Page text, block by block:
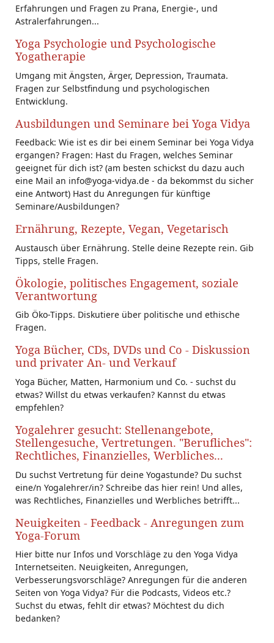
Erfahrungen und Fragen zu Prana, Energie-, und
Astralerfahrungen...
Yoga Psychologie und Psychologische
Yogatherapie
Umgang mit Ängsten, Ärger, Depression, Traumata.
Fragen zur Selbstfindung und psychologischen
Entwicklung.
Ausbildungen und Seminare bei Yoga Vidya
Feedback: Wie ist es dir bei einem Seminar bei Yoga Vidya
ergangen? Fragen: Hast du Fragen, welches Seminar
geeignet für dich ist? (am besten schickst du dazu auch
eine Mail an info@yoga-vidya.de - da bekommst du sicher
eine Antwort) Hast du Anregungen für künftige
Seminare/Ausbildungen?
Ernährung, Rezepte, Vegan, Vegetarisch
Austausch über Ernährung. Stelle deine Rezepte rein. Gib
Tipps, stelle Fragen.
Ökologie, politisches Engagement, soziale
Verantwortung
Gib Öko-Tipps. Diskutiere über politische und ethische
Fragen.
Yoga Bücher, CDs, DVDs und Co - Diskussion
und privater An- und Verkauf
Yoga Bücher, Matten, Harmonium und Co. - suchst du
etwas? Willst du etwas verkaufen? Kannst du etwas
empfehlen?
Yogalehrer gesucht: Stellenangebote,
Stellengesuche, Vertretungen. "Berufliches":
Rechtliches, Finanzielles, Werbliches...
Du suchst Vertretung für deine Yogastunde? Du suchst
eine/n Yogalehrer/in? Schreibe das hier rein! Und alles,
was Rechtliches, Finanzielles und Werbliches betrifft...
Neuigkeiten - Feedback - Anregungen zum
Yoga-Forum
Hier bitte nur Infos und Vorschläge zu den Yoga Vidya
Internetseiten. Neuigkeiten, Anregungen,
Verbesserungsvorschläge? Anregungen für die anderen
Seiten von Yoga Vidya? Für die Podcasts, Videos etc.?
Suchst du etwas, fehlt dir etwas? Möchtest du dich
bedanken?